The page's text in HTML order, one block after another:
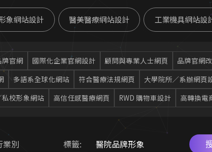
教育網站設計
工業機具網站設計
服務類別網站設計
FB/IG
Dcard
一站式
象網站設計 醫美醫療網站設計 工業機具網站設
牌官網 國際化企業官網設計 顧問與專業人士網頁
品牌官網
多語系全球化網站 符合醫療法規網頁
大學院所／系辦網頁
校形象網站 高信任感醫療網頁 RWD 購物車設計 高轉換電
業別 標籤: